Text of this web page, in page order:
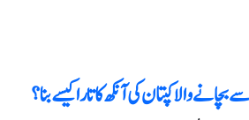
والا کپتان کی آنکھ کا تارا کیسے بنا؟